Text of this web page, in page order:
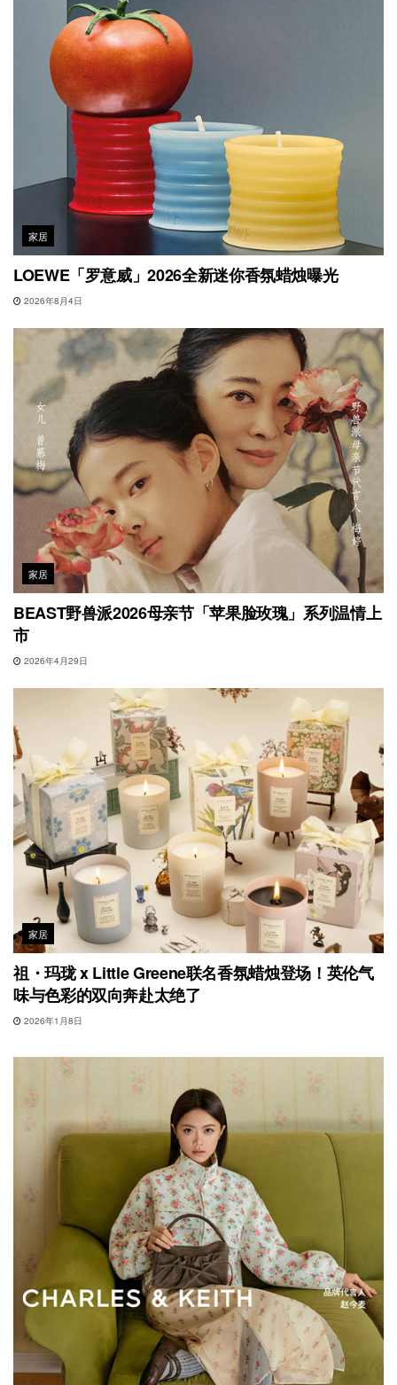
家居
LOEWE「罗意威」2026全新迷你香氛蜡烛曝光
2026年8月4日
家居
BEAST野兽派2026母亲节「苹果脸玫瑰」系列温情上
市
2026年4月29日
家居
祖・玛珑 x Little Greene联名香氛蜡烛登场！英伦气
味与色彩的双向奔赴太绝了
2026年1月8日